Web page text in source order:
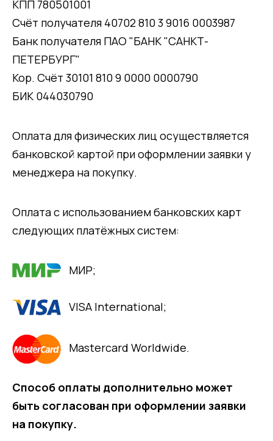
КПП 780501001
Счёт получателя 40702 810 3 9016 0003987
Банк получателя ПАО "БАНК "САНКТ-
ПЕТЕРБУРГ"
Кор. Счёт 30101 810 9 0000 0000790
БИК 044030790
Оплата для физических лиц осуществляется
банковской картой при оформлении заявки у
менеджера на покупку.
Оплата с использованием банковских карт
следующих платёжных систем:
МИР;
VISA International;
Mastercard Worldwide.
Способ оплаты дополнительно может
быть согласован при оформлении заявки
на покупку.